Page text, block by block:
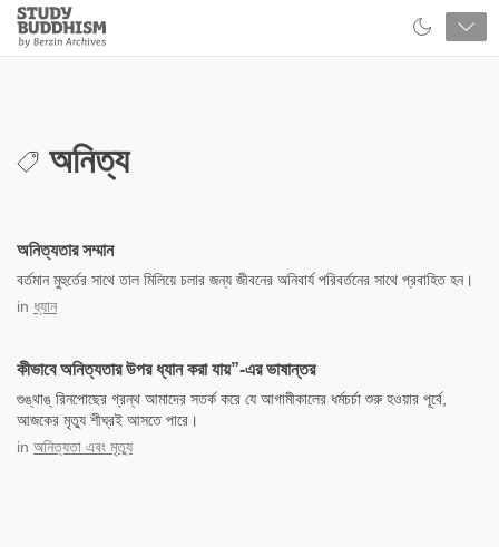
Close
Study
Buddhism
অনিত্য
অনিত্যতার সম্মান
বর্তমান মুহুর্তের সাথে তাল মিলিয়ে চলার জন্য জীবনের অনিবার্য পরিবর্তনের সাথে প্রবাহিত হন।
in ধ্যান
কীভাবে অনিত্যতার উপর ধ্যান করা যায়”-এর ভাষান্তর
গুঙ্‌থাঙ্‌ রিনপোছের গ্রন্থ আমাদের সতর্ক করে যে আগামীকালের ধর্মচর্চা শুরু হওয়ার পূর্বে,
আজকের মৃত্যু শীঘ্রই আসতে পারে।
in অনিত্যতা এবং মৃত্যু